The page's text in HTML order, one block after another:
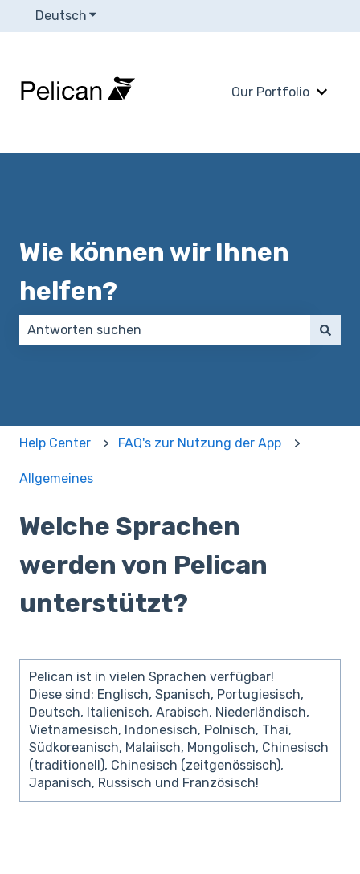
Deutsch Untermenü für Übersetzungen anzeigen
Our Portfolio
Wie können wir Ihnen
helfen?
Help Center FAQ's zur Nutzung der App
Allgemeines
Welche Sprachen
werden von Pelican
unterstützt?
Pelican ist in vielen Sprachen verfügbar!
Diese sind: Englisch, Spanisch, Portugiesisch,
Deutsch, Italienisch, Arabisch, Niederländisch,
Vietnamesisch, Indonesisch, Polnisch, Thai,
Südkoreanisch, Malaiisch, Mongolisch, Chinesisch
(traditionell), Chinesisch (zeitgenössisch),
Japanisch, Russisch und Französisch!